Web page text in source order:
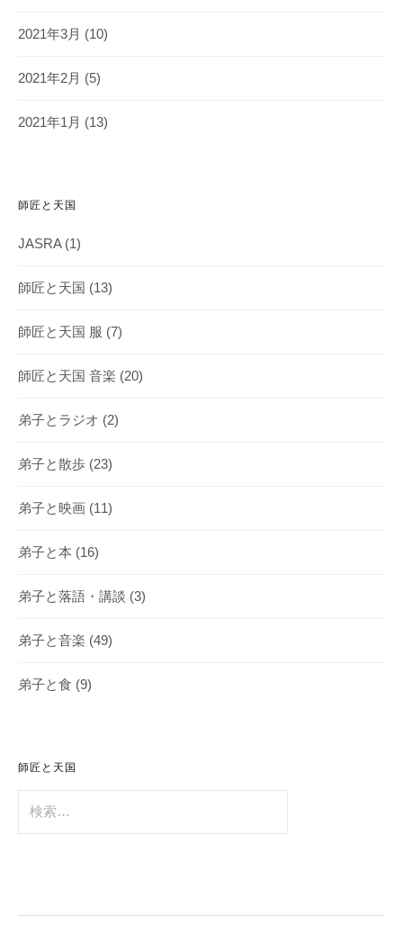
2021年3月 (10)
2021年2月 (5)
2021年1月 (13)
師匠と天国
JASRA(1)
師匠と天国 (13)
師匠と天国 服 (7)
師匠と天国 音楽 (20)
弟子とラジオ (2)
弟子と散歩 (23)
弟子と映画 (11)
弟子と本 (16)
弟子と落語・講談 (3)
弟子と音楽 (49)
弟子と食 (9)
師匠と天国
索: